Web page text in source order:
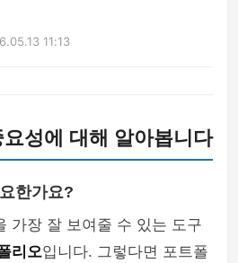
11:13
성에 대해 알아봅니다
한가요?
가장 잘 보여줄 수 있는 도구
리오입니다. 그렇다면 포트폴